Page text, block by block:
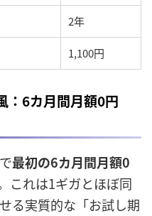
2年
1,100円
：6カ月間月額0円
最初の6カ月間月額0
これは1ギガとほぼ同
る実質的な「お試し期